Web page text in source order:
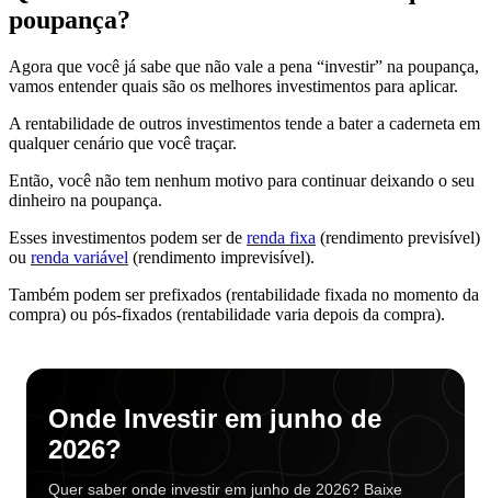
poupança?
Agora que você já sabe que não vale a pena “investir” na poupança,
vamos entender quais são os melhores investimentos para aplicar.
A rentabilidade de outros investimentos tende a bater a caderneta em
qualquer cenário que você traçar.
Então, você não tem nenhum motivo para continuar deixando o seu
dinheiro na poupança.
Esses investimentos podem ser de renda fixa (rendimento previsível)
ou renda variável (rendimento imprevisível).
Também podem ser prefixados (rentabilidade fixada no momento da
compra) ou pós-fixados (rentabilidade varia depois da compra).
Onde Investir em junho de
2026?
Quer saber onde investir em junho de 2026? Baixe